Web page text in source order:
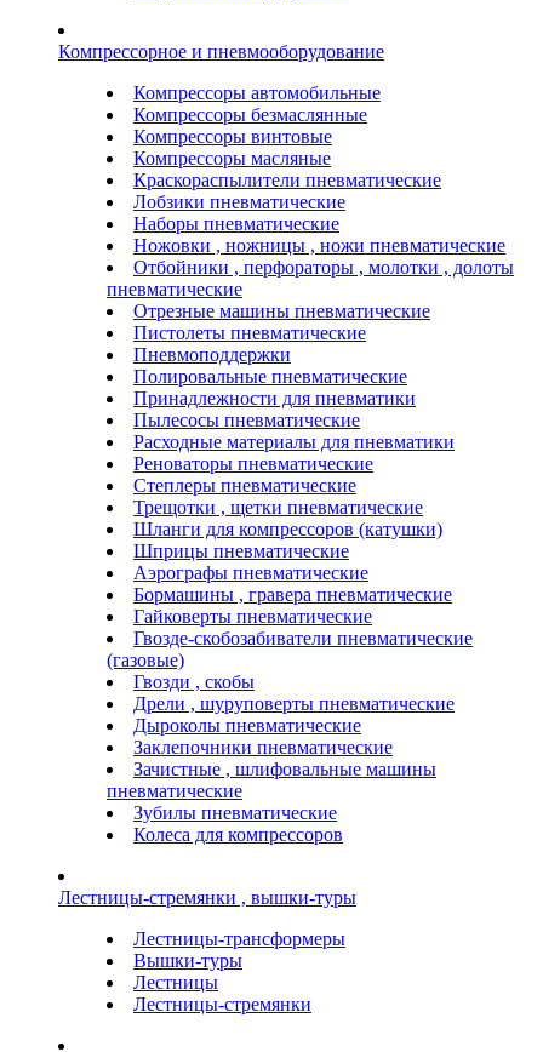
Компрессорное и пневмооборудование
Компрессоры автомобильные
Компрессоры безмаслянные
Компрессоры винтовые
Компрессоры масляные
Краскораспылители пневматические
Лобзики пневматические
Наборы пневматические
Ножовки , ножницы , ножи пневматические
Отбойники , перфораторы , молотки , долоты
пневматические
Отрезные машины пневматические
Пистолеты пневматические
Пневмоподдержки
Полировальные пневматические
Принадлежности для пневматики
Пылесосы пневматические
Расходные материалы для пневматики
Реноваторы пневматические
Степлеры пневматические
Трещотки , щетки пневматические
Шланги для компрессоров (катушки)
Шприцы пневматические
Аэрографы пневматические
Бормашины , гравера пневматические
Гайковерты пневматические
Гвозде-скобозабиватели пневматические
(газовые)
Гвозди , скобы
Дрели , шуруповерты пневматические
Дыроколы пневматические
Заклепочники пневматические
Зачистные , шлифовальные машины
пневматические
Зубилы пневматические
Колеса для компрессоров
Лестницы-стремянки , вышки-туры
Лестницы-трансформеры
Вышки-туры
Лестницы
Лестницы-стремянки